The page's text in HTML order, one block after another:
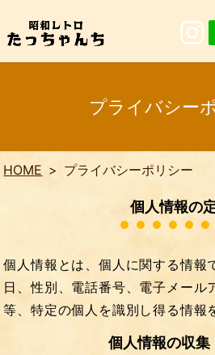
プライバシー
HOME プライバシーポリシー
個人情報の
個人情報とは、個人に関する情報
日、性別、電話番号、電子メール
等、特定の個人を識別し得る情報
個人情報の収集